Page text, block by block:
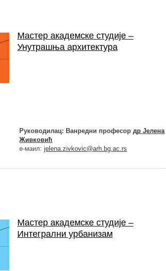
Мастер академске студије –
Унутрашња архитектура
Руководилац: Ванредни професордр Јелена
Живковић
е-маил: jelena.zivkovic@arh.bg.ac.rs
Мастер академске студије –
Интегрални урбанизам